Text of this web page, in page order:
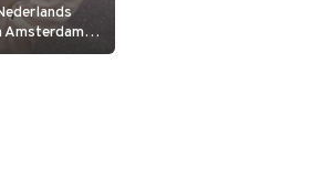
Amsterdam